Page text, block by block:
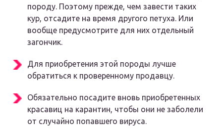
породу. Поэтому прежде, чем завести таких
кур, отсадите на время другого петуха. Или
вообще предусмотрите для них отдельный
загончик.
Для приобретения этой породы лучше
обратиться к проверенному продавцу.
Обязательно посадите вновь приобретенных
красавиц на карантин, чтобы они не заболели
от случайно попавшего вируса.